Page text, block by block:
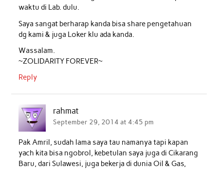
waktu di Lab. dulu.
Saya sangat berharap kanda bisa share pengetahuan
dg kami & juga Loker klu ada kanda.
Wassalam.
~ZOLIDARITY FOREVER~
Reply
rahmat
September 29, 2014 at 4:45 pm
Pak Amril, sudah lama saya tau namanya tapi kapan
yach kita bisa ngobrol, kebetulan saya juga di Cikarang
Baru, dari Sulawesi, juga bekerja di dunia Oil & Gas,